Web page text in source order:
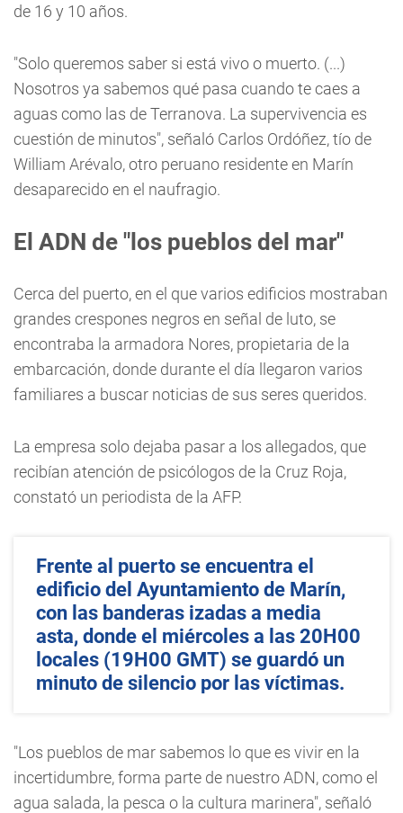
de 16 y 10 años.
"Solo queremos saber si está vivo o muerto. (...)
Nosotros ya sabemos qué pasa cuando te caes a
aguas como las de Terranova. La supervivencia es
cuestión de minutos", señaló Carlos Ordóñez, tío de
William Arévalo, otro peruano residente en Marín
desaparecido en el naufragio.
El ADN de "los pueblos del mar"
Cerca del puerto, en el que varios edificios mostraban
grandes crespones negros en señal de luto, se
encontraba la armadora Nores, propietaria de la
embarcación, donde durante el día llegaron varios
familiares a buscar noticias de sus seres queridos.
La empresa solo dejaba pasar a los allegados, que
recibían atención de psicólogos de la Cruz Roja,
constató un periodista de la AFP.
Frente al puerto se encuentra el
edificio del Ayuntamiento de Marín,
con las banderas izadas a media
asta, donde el miércoles a las 20H00
locales (19H00 GMT) se guardó un
minuto de silencio por las víctimas.
"Los pueblos de mar sabemos lo que es vivir en la
incertidumbre, forma parte de nuestro ADN, como el
agua salada, la pesca o la cultura marinera", señaló